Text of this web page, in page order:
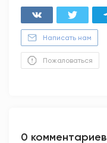
Написать нам
Пожаловаться
0 комментариев